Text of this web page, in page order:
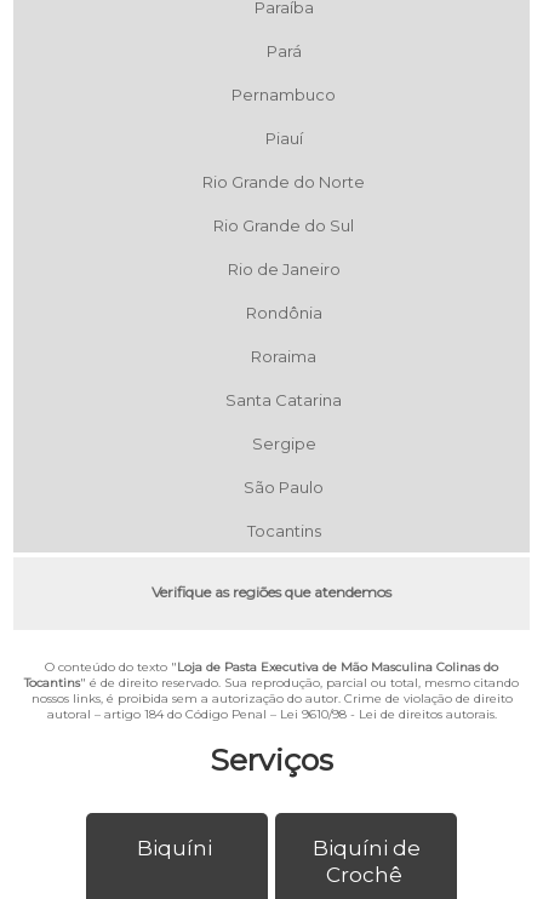
Serviços
Biquíni
Biquíni de
Crochê
Paraíba
Pará
Pernambuco
Piauí
Rio Grande do Norte
Rio Grande do Sul
Rio de Janeiro
Rondônia
Roraima
Santa Catarina
Sergipe
São Paulo
Tocantins
Verifique as regiões que atendemos
O conteúdo do texto "Loja de Pasta Executiva de Mão Masculina Colinas do
Tocantins" é de direito reservado. Sua reprodução, parcial ou total, mesmo citando
nossos links, é proibida sem a autorização do autor. Crime de violação de direito
autoral – artigo 184 do Código Penal – Lei 9610/98 - Lei de direitos autorais.